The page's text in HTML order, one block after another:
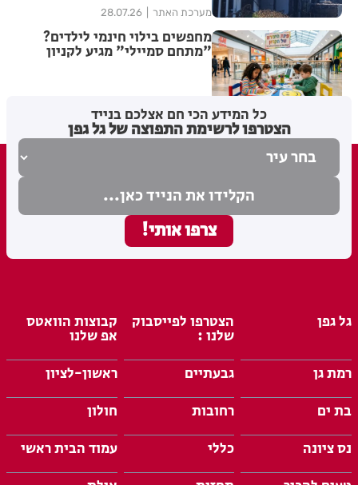
מערכת האתר 28.07.26
מחפשים בילוי חינמי לילדים?
"מתחם סמיילי" מגיע לקניון
כל המידע הכי חם אצלכם בנייד
הצטרפו לרשימת התפוצה של גל גפן
גל גפן הצטרפו לפייסבוק
שלנו :
קבוצות הוואטס
אפ שלנו
רמת גן
גבעתיים
ראשון-לציון
בת ים
רחובות
חולון
נס ציונה
כללי
עמוד הבית ראשי